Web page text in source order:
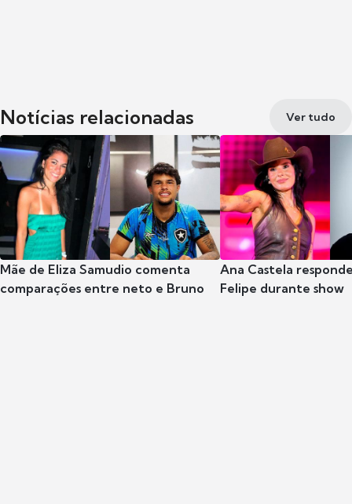
Notícias relacionadas Ver tudo
Mãe de Eliza Samudio comenta
comparações entre neto e Bruno
Ana Castela
Felipe durante show